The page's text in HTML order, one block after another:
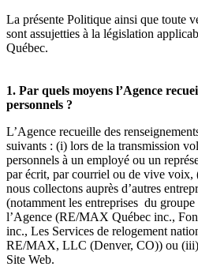
La présente Politique ainsi que toute
sont assujetties à la législation
Québec.
1. Par quels moyens l’Agence
personnels ?
L’Agence recueille des
suivants : (i) lors de la transmission
personnels à un employé ou un
par écrit, par courriel ou de vive voix,
nous collectons auprès d’autres
(notamment les entreprises du
l’Agence (RE/MAX Québec inc.,
inc., Les Services de relogement
RE/MAX, LLC (Denver, CO)) ou (iii)
Site Web.